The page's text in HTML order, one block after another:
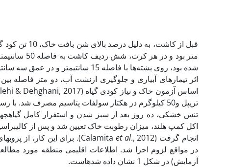
قبل از
شده بود، روی پشته‌ها با فاصله 15
اثر تیمارهای آبیاری و جلوگیری ازنشت آب، دو متر فاصله
تریپل و50 کیلوگرم در هکتار سولفات پتاسیم مصرف شد.
اکل کمپ هلند، میزان رطوبت خاک تعیین شد و پس از
انجام گرفت (Calamita
et al
در مواقع لزوم اجرا شد. اطلاعات اقلیمی منطقه مورد
آزمایش) در شکل 1 نشان داده شده‏است.